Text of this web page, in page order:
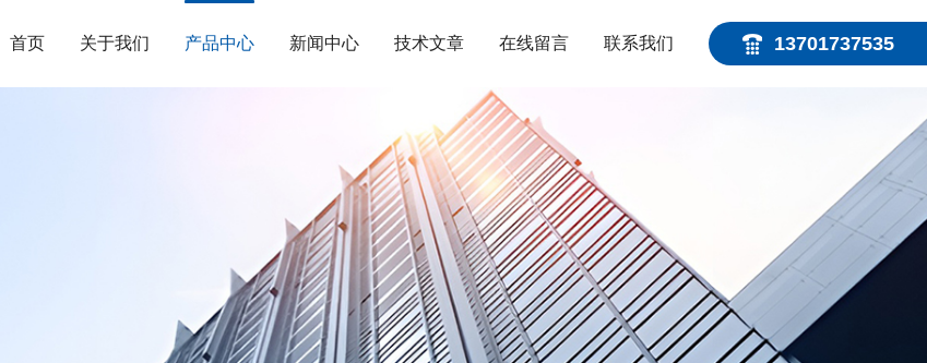
13701737535
首页 关于我们 产品中心 新闻中心 技术文章 在线留言 联系我们